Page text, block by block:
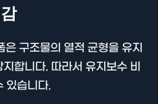
구조물의 열적 균형을 유지
합니다. 따라서 유지보수 비
있습니다.